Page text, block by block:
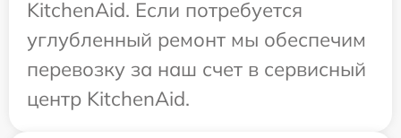
KitchenAid. Если потребуется
углубленный ремонт мы обеспечим
перевозку за наш счет в сервисный
центр KitchenAid.